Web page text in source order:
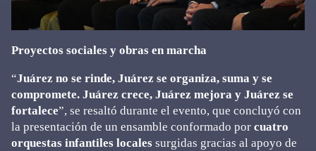
Proyectos sociales y obras en marcha
“Juárez no se rinde, Juárez se organiza, suma y se
compromete. Juárez crece, Juárez mejora y Juárez se
fortalece”, se resaltó durante el evento, que concluyó con
la presentación de un ensamble conformado por cuatro
orquestas infantiles locales surgidas gracias al apoyo de